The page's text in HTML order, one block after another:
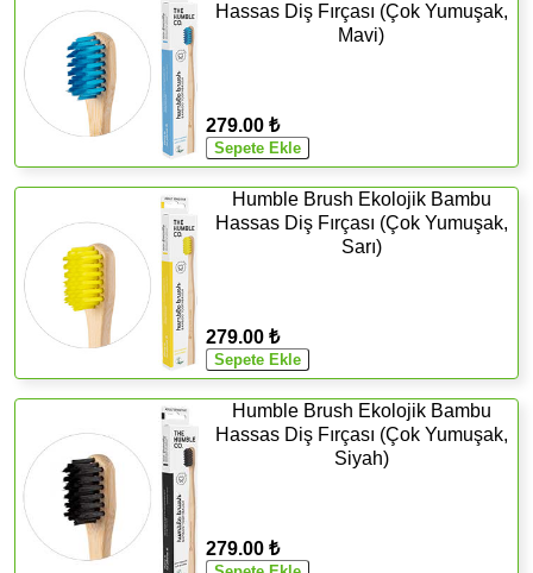
Hassas Diş Fırçası (Çok Yumuşak,
Mavi)
279.00 ₺
Humble Brush Ekolojik Bambu
Hassas Diş Fırçası (Çok Yumuşak,
Sarı)
279.00 ₺
Humble Brush Ekolojik Bambu
Hassas Diş Fırçası (Çok Yumuşak,
Siyah)
279.00 ₺